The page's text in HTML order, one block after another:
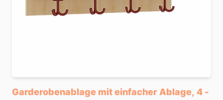
Garderobenablage mit einfacher Ablage, 4 -